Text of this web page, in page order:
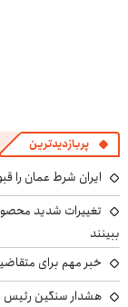
پربازدیدترین
ایران شرط عمان را
ببینند
خبر مهم برای متقاضیان
هشدار سنگین رئیس